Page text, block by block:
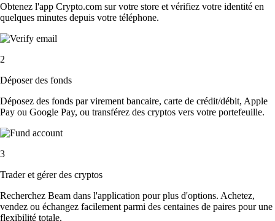
Obtenez l'app Crypto.com sur votre store et vérifiez votre identité en
quelques minutes depuis votre téléphone.
2
Déposer des fonds
Déposez des fonds par virement bancaire, carte de crédit/débit, Apple
Pay ou Google Pay, ou transférez des cryptos vers votre portefeuille.
3
Trader et gérer des cryptos
Recherchez Beam dans l'application pour plus d'options. Achetez,
vendez ou échangez facilement parmi des centaines de paires pour une
flexibilité totale.